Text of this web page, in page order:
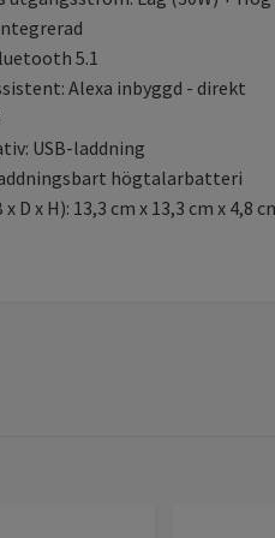
5.1
Alexa inbyggd - direkt
USB-laddning
högtalarbatteri
D x H): 13,3 cm x 13,3 cm x 4,8